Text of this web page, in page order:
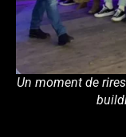
Un moment de